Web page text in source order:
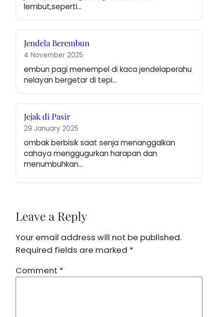
lembut,seperti…
Jendela Berembun
4 November 2025
embun pagi menempel di kaca jendelaperahu
nelayan bergetar di tepi…
Jejak di Pasir
29 January 2025
ombak berbisik saat senja menanggalkan
cahaya menggugurkan harapan dan
menumbuhkan…
Leave a Reply
Your email address will not be published.
Required fields are marked *
Comment *